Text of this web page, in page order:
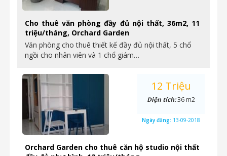
Cho thuê văn phòng đầy đủ nội thất, 36m2, 11
triệu/tháng, Orchard Garden
Văn phòng cho thuê thiết kế đầy đủ nội thất, 5 chổ
ngồi cho nhân viên và 1 chổ giám…
Orchard Garden cho thuê căn hộ studio nội thất
12 Triệu
Diện tích:36 m2
Ngày đăng: 13-09-2018